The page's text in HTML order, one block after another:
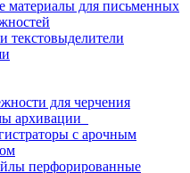
материалы для письменных
текстовыделители
для черчения
архивации
с арочным
перфорированные